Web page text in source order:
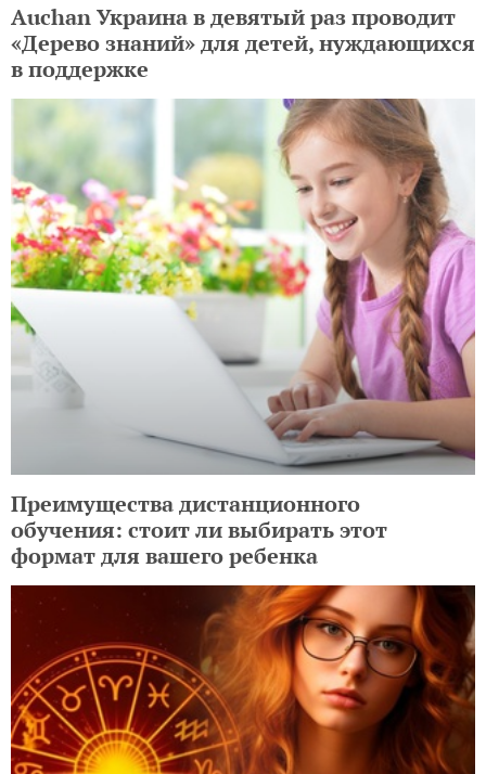
Auchan Украина в девятый раз проводит
«Дерево знаний» для детей, нуждающихся
в поддержке
Преимущества дистанционного
обучения: стоит ли выбирать этот
формат для вашего ребенка